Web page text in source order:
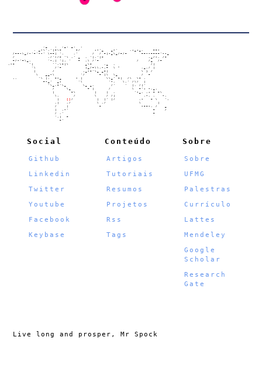
,_   .  ._. _.  .
, _-\','|~\~      ~/      ;-'_   _-'     ,;_;_,    ~~-
/~~-\_/-'~'--' \~~| ',    ,'      /  / ~|-_\_/~/~      ~~--~~~~'--_
/              ,/'-/~ '\ ,' _  , '|,'|~                   ._/-, /~
~/-'~\_,       '-,| '|. '   ~  ,\ /'~                /    /_  /~
.-~      '|        '',\~|\       _\~     ,_  ,               /|
'\        /'~          |_/~\\,-,~  \ "         ,_,/ |
|       /            ._-~'\_ _~|              \ ) /
\   __-\           '/      ~ |\  \_          /  ~
.,         '\ |,  ~-_      - |          \\_' ~|  /\  \~ ,
~-_'  _;       '\           '-,   \,' /\/  |
'\_,~'\_       \_ _,       /'    '  |, /|'
/     \_       ~ |      /         \  ~'; -,_.
|       ~\        |    |  ,        '-_, ,; ~ ~\
\,      /        \    / /|            ,-, ,   -,
[]/          |  |' |/          ,-   ~ \   '.
,|   ,/           \ ,/              \       |
/    |             ~                 -~~-, /   _
|  ,-'                                    ~    /
/ ,'                                      ~
',|  ~
~'
Social
Github
Linkedin
Twitter
Youtube
Facebook
Keybase
Conteúdo
Artigos
Tutoriais
Resumos
Projetos
Rss
Tags
Sobre
Sobre
UFMG
Palestras
Currículo
Lattes
Mendeley
Google
Scholar
Research
Gate
Live long and prosper, Mr Spock